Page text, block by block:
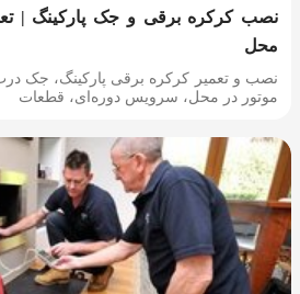
نصب کرکره برقی و جک پارکینگ |
محل
نصب و تعمیر کرکره برقی پارکینگ، جک
موتور در محل، سرویس دوره‌ای، قطعات